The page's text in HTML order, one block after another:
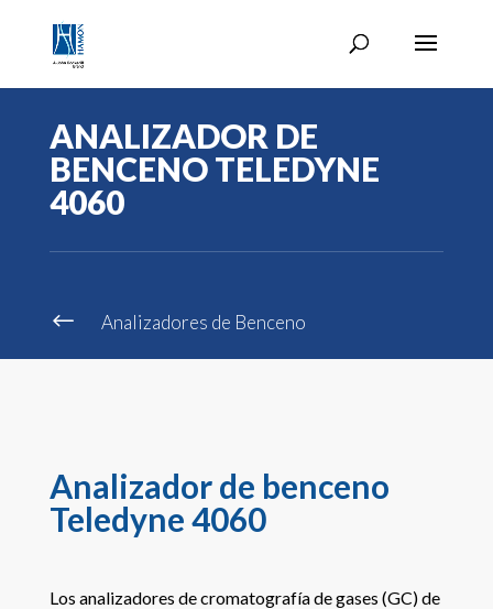
ANALIZADOR DE
BENCENO TELEDYNE
4060
# Analizadores de Benceno
Analizador de benceno
Teledyne 4060
Los analizadores de cromatografía de gases (GC) de